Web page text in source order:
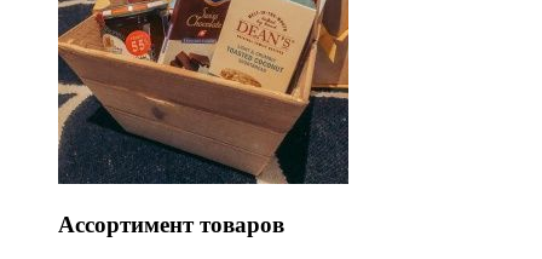
Ассортимент товаров